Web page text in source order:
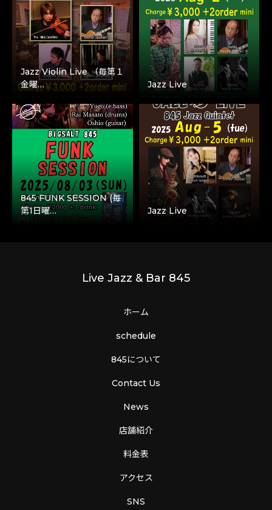
Jazz Violin Live （毎第１
金曜…
Jazz Live
845 FUNK SESSION (毎
第1日曜…
Jazz Live
Live Jazz & Bar 845
ホーム
schedule
845について
Contact Us
News
店舗紹介
料金表
アクセス
SNS